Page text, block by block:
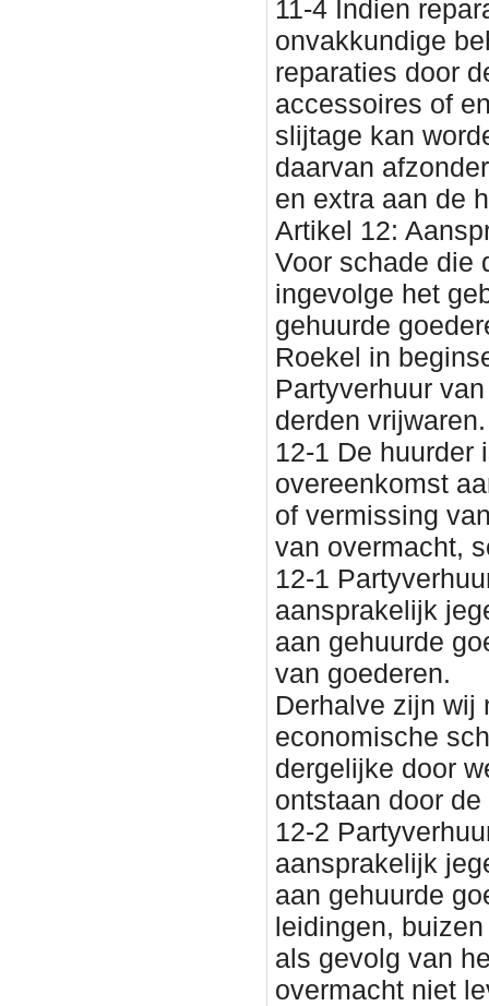
11-4 Indien
onvakkundige
reparaties door
accessoires of
slijtage kan
daarvan
en extra aan de
Artikel 12:
Voor schade die
ingevolge het
gehuurde
Roekel in
Partyverhuur
derden vrijwaren.
12-1 De huurder
overeenkomst
of vermissing
van overmacht,
12-1
aansprakelijk
aan gehuurde
van goederen.
Derhalve zijn wij
economische
dergelijke door
ontstaan door
12-2
aansprakelijk
aan gehuurde
leidingen,
als gevolg van
overmacht niet